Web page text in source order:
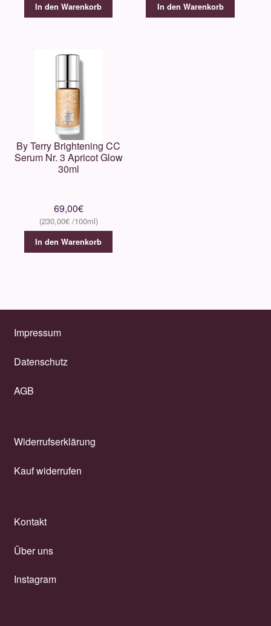
In den Warenkorb In den Warenkorb
By Terry Brightening CC
Serum Nr. 3 Apricot Glow
30ml
69,00€
230,00€
In den Warenkorb
Impressum
Datenschutz
AGB
Widerrufserklärung
Kauf widerrufen
Kontakt
Über uns
Instagram